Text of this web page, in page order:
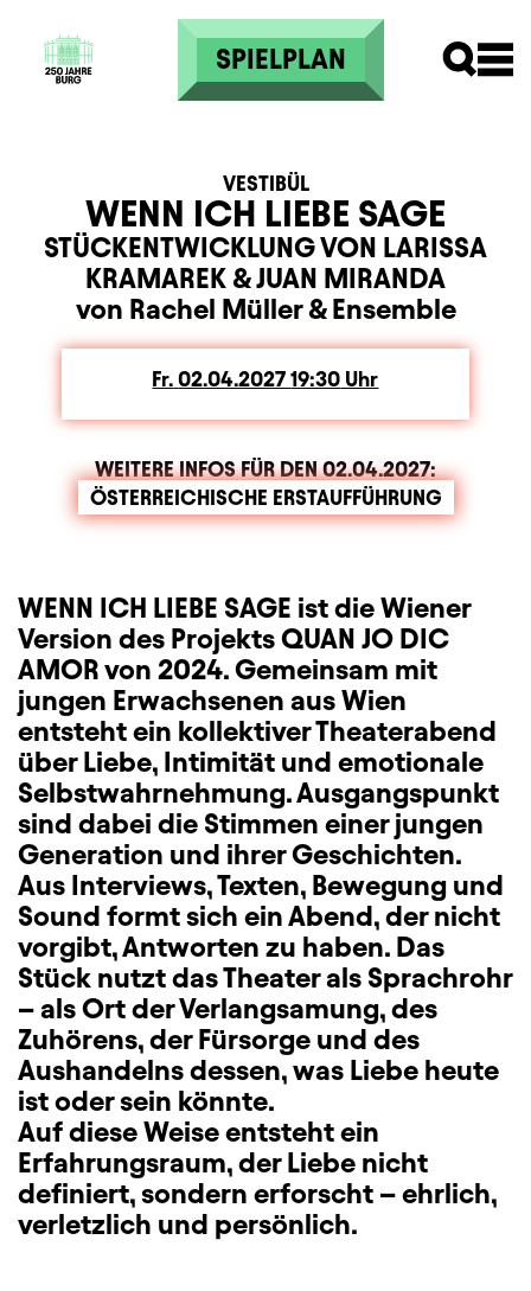
Direkt zum Inhalt
SPIELPLAN
WENN ICH LIEBE SAGE
VESTIBÜL
STÜCKENTWICKLUNG VON LARISSA
KRAMAREK & JUAN MIRANDA
von Rachel Müller&Ensemble
Fr. Freitag
02.04.202719:30 Uhr
WEITERE INFOS FÜR DEN02.04.2027:
ÖSTERREICHISCHE ERSTAUFFÜHRUNG
BeschreibungInformation
Zusatzinformation
WENN ICH LIEBE SAGE ist die Wiener
Version des Projekts QUAN JO DIC
AMOR von 2024. Gemeinsam mit
jungen Erwachsenen aus Wien
entsteht ein kollektiver Theaterabend
über Liebe, Intimität und emotionale
Selbstwahrnehmung. Ausgangspunkt
sind dabei die Stimmen einer jungen
Generation und ihrer Geschichten.
Aus Interviews, Texten, Bewegung und
Sound formt sich ein Abend, der nicht
vorgibt, Antworten zu haben. Das
Stück nutzt das Theater als Sprachrohr
– als Ort der Verlangsamung, des
Zuhörens, der Fürsorge und des
Aushandelns dessen, was Liebe heute
ist oder sein könnte.
Auf diese Weise entsteht ein
Erfahrungsraum, der Liebe nicht
definiert, sondern erforscht – ehrlich,
verletzlich und persönlich.